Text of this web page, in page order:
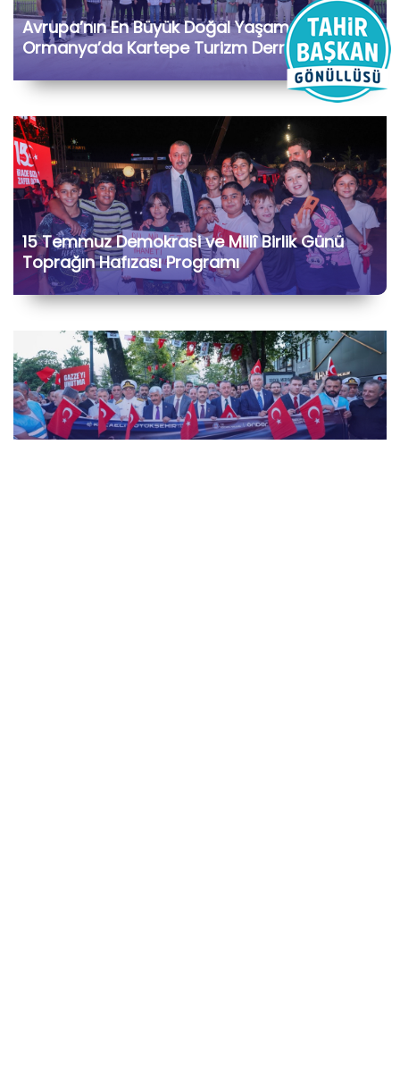
Avrupa’nın En Büyük Doğal Yaşam Parkı
Ormanya’da Kartepe Turizm Dernekleri ve
Bölge İşletmecileriyle Bir Araya Geldik
15 Temmuz Demokrasi ve Millî Birlik Günü
Toprağın Hafızası Programı